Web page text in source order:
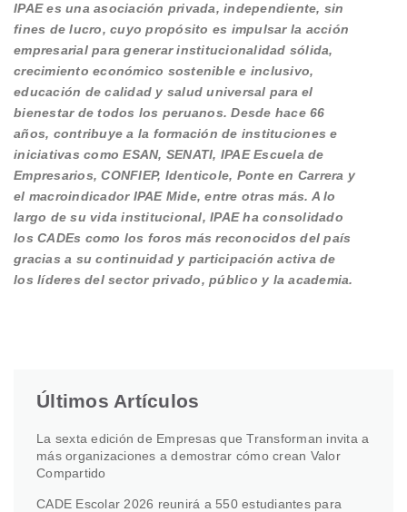
IPAE es una asociación privada, independiente, sin
fines de lucro, cuyo propósito es impulsar la acción
empresarial para generar institucionalidad sólida,
crecimiento económico sostenible e inclusivo,
educación de calidad y salud universal para el
bienestar de todos los peruanos. Desde hace 66
años, contribuye a la formación de instituciones e
iniciativas como ESAN, SENATI, IPAE Escuela de
Empresarios, CONFIEP, Identicole, Ponte en Carrera y
el macroindicador IPAE Mide, entre otras más. A lo
largo de su vida institucional, IPAE ha consolidado
los CADEs como los foros más reconocidos del país
gracias a su continuidad y participación activa de
los líderes del sector privado, público y la academia.
Últimos Artículos
La sexta edición de Empresas que Transforman invita a
más organizaciones a demostrar cómo crean Valor
Compartido
CADE Escolar 2026 reunirá a 550 estudiantes para